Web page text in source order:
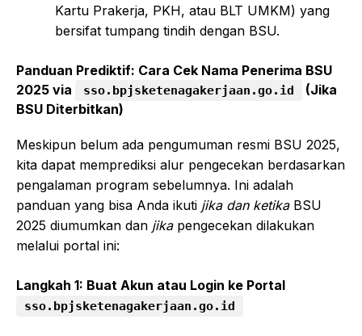
Kartu Prakerja, PKH, atau BLT UMKM) yang
bersifat tumpang tindih dengan BSU.
Panduan Prediktif: Cara Cek Nama Penerima BSU
2025 via
sso.bpjsketenagakerjaan.go.id
(Jika
BSU Diterbitkan)
Meskipun belum ada pengumuman resmi BSU 2025,
kita dapat memprediksi alur pengecekan berdasarkan
pengalaman program sebelumnya. Ini adalah
panduan yang bisa Anda ikuti jika dan ketikaBSU
2025 diumumkan dan jikapengecekan dilakukan
melalui portal ini:
Langkah 1: Buat Akun atau Login ke Portal
sso.bpjsketenagakerjaan.go.id